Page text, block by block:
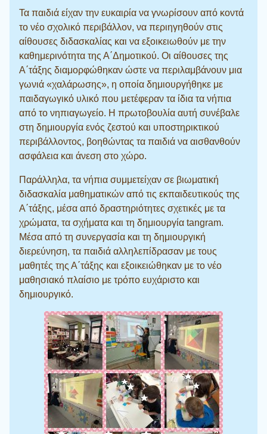
Τα παιδιά είχαν την ευκαιρία να γνωρίσουν από κοντά
το νέο σχολικό περιβάλλον, να περιηγηθούν στις
αίθουσες διδασκαλίας και να εξοικειωθούν με την
καθημερινότητα της Α΄Δημοτικού. Οι αίθουσες της
Α΄τάξης διαμορφώθηκαν ώστε να περιλαμβάνουν μια
γωνιά «χαλάρωσης», η οποία δημιουργήθηκε με
παιδαγωγικό υλικό που μετέφεραν τα ίδια τα νήπια
από το νηπιαγωγείο. Η πρωτοβουλία αυτή συνέβαλε
στη δημιουργία ενός ζεστού και υποστηρικτικού
περιβάλλοντος, βοηθώντας τα παιδιά να αισθανθούν
ασφάλεια και άνεση στο χώρο.
Παράλληλα, τα νήπια συμμετείχαν σε βιωματική
διδασκαλία μαθηματικών από τις εκπαιδευτικούς της
Α΄τάξης, μέσα από δραστηριότητες σχετικές με τα
χρώματα, τα σχήματα και τη δημιουργία tangram.
Μέσα από τη συνεργασία και τη δημιουργική
διερεύνηση, τα παιδιά αλληλεπίδρασαν με τους
μαθητές της Α΄τάξης και εξοικειώθηκαν με το νέο
μαθησιακό πλαίσιο με τρόπο ευχάριστο και
δημιουργικό.